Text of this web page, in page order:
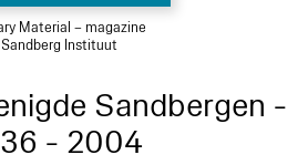
Material – magazine
Sandberg Instituut
Sandbergen -
- 2004